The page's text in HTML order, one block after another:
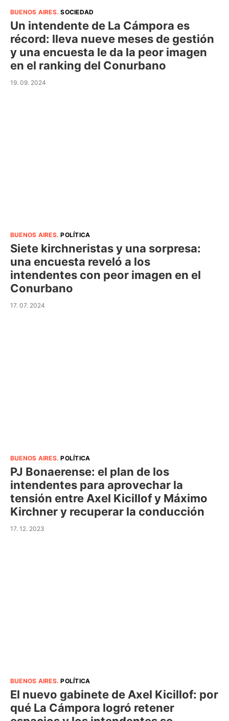
BUENOS AIRES.SOCIEDAD
Un intendente de La Cámpora es
récord: lleva nueve meses de gestión
y una encuesta le da la peor imagen
en el ranking del Conurbano
19. 09. 2024
BUENOS AIRES.POLÍTICA
Siete kirchneristas y una sorpresa:
una encuesta reveló a los
intendentes con peor imagen en el
Conurbano
17. 07. 2024
BUENOS AIRES.POLÍTICA
PJ Bonaerense: el plan de los
intendentes para aprovechar la
tensión entre Axel Kicillof y Máximo
Kirchner y recuperar la conducción
17. 12. 2023
BUENOS AIRES.POLÍTICA
El nuevo gabinete de Axel Kicillof: por
qué La Cámpora logró retener